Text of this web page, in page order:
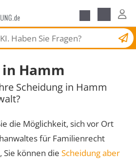
Scheidungsantrag
Hamm
Scheidung in Hamm
die Möglichkeit, sich vor Ort
für Familienrecht
Sie können die Scheidung aber